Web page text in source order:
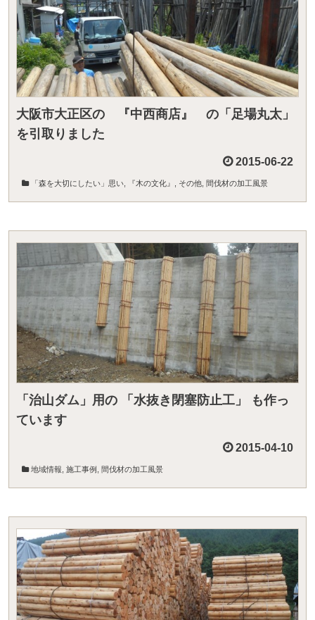
大阪市大正区の 『中西商店』 の「足場丸太」
を引取りました
2015-06-22
「森を大切にしたい」思い 『木の文化』 その他 間伐材の加工風景
「治山ダム」用の 「水抜き閉塞防止工」 も作っ
ています
2015-04-10
地域情報 施工事例 間伐材の加工風景